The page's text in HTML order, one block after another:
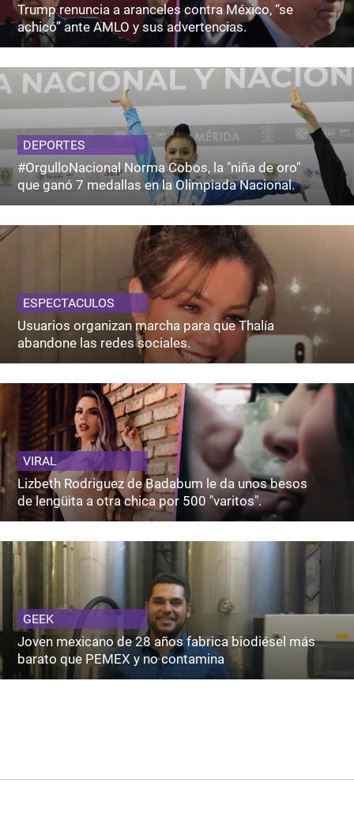
Trump renuncia a aranceles contra México, “se
achicó” ante AMLO y sus advertencias.
DEPORTES
#OrgulloNacional Norma Cobos, la "niña de oro"
que ganó 7 medallas en la Olimpiada Nacional.
ESPECTACULOS
Usuarios organizan marcha para que Thalía
abandone las redes sociales.
VIRAL
Lizbeth Rodriguez de Badabum le da unos besos
de lengüita a otra chica por 500 "varitos".
GEEK
Joven mexicano de 28 años fabrica biodiésel más
barato que PEMEX y no contamina